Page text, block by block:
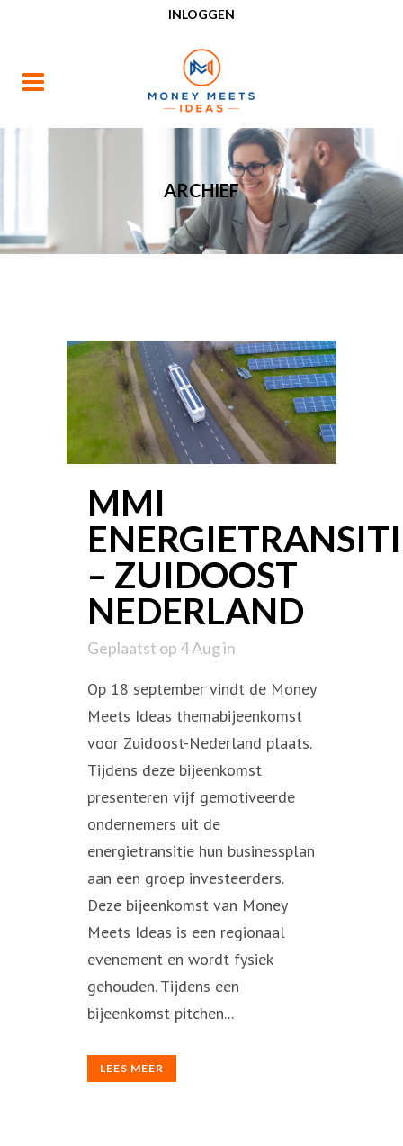
INLOGGEN
ARCHIEF
MMI
– ZUIDOOST
NEDERLAND
Geplaatst op 4 Augin
Op 18 september vindt de Money
Meets Ideas themabijeenkomst
voor Zuidoost-Nederland plaats.
Tijdens deze bijeenkomst
presenteren vijf gemotiveerde
ondernemers uit de
energietransitie hun businessplan
aan een groep investeerders.
Deze bijeenkomst van Money
Meets Ideas is een regionaal
evenement en wordt fysiek
gehouden. Tijdens een
bijeenkomst pitchen...
LEES MEER